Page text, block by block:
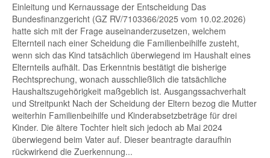
Einleitung und Kernaussage der Entscheidung Das
Bundesfinanzgericht (GZ RV/7103366/2025 vom 10.02.2026)
hatte sich mit der Frage auseinanderzusetzen, welchem
Elternteil nach einer Scheidung die Familienbeihilfe zusteht,
wenn sich das Kind tatsächlich überwiegend im Haushalt eines
Elternteils aufhält. Das Erkenntnis bestätigt die bisherige
Rechtsprechung, wonach ausschließlich die tatsächliche
Haushaltszugehörigkeit maßgeblich ist. Ausgangssachverhalt
und Streitpunkt Nach der Scheidung der Eltern bezog die Mutter
weiterhin Familienbeihilfe und Kinderabsetzbeträge für drei
Kinder. Die ältere Tochter hielt sich jedoch ab Mai 2024
überwiegend beim Vater auf. Dieser beantragte daraufhin
rückwirkend die Zuerkennung...